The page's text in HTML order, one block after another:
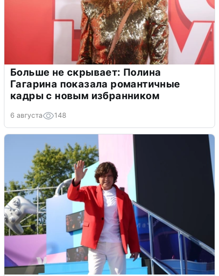
Больше не скрывает: Полина
Гагарина показала романтичные
кадры с новым избранником
6 августа 148